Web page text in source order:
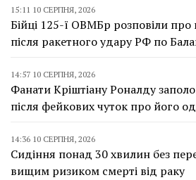
15:11 10 СЕРПНЯ, 2026
Бійці 125-ї ОВМБр розповіли про
після ракетного удару РФ по
14:57 10 СЕРПНЯ, 2026
Фанати Кріштіану Роналду
після фейкових чуток про його
14:36 10 СЕРПНЯ, 2026
Сидіння понад 30 хвилин без
вищим ризиком смерті від раку